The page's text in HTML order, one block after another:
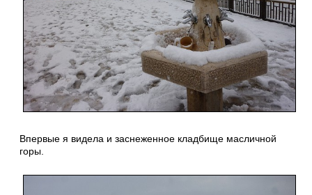
Впервые я видела и заснеженное кладбище масличной
горы.